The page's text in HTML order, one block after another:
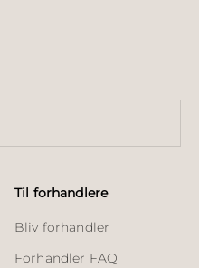
Til forhandlere
Bliv forhandler
Forhandler FAQ